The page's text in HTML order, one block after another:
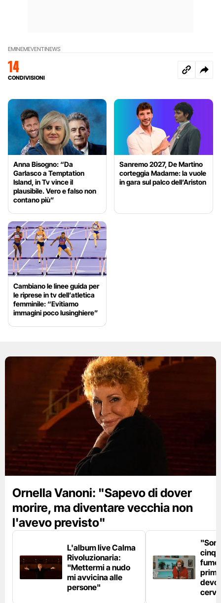
EMINEMEVENTINEWS
14
CONDIVISIONI
Anna Bisogno: “Da
Garlasco a Temptation
Island, in Tv vince il
plausibile. Vero e falso non
contano più”
Sanremo 2027, De Martino
corteggia Madame: la vuole
in gara sul palco dell’Ariston
Cambiano le linee guida per
le riprese in tv dell’atletica
femminile: “Evitiamo
immagini poco lusinghiere”
Ornella Vanoni: "Sapevo di dover
morire, ma diventare vecchia non
l'avevo previsto"
L'album live Calma
Rivoluzionaria:
"Mettermi a nudo
mi avvicina alle
persone"
fumo
devo